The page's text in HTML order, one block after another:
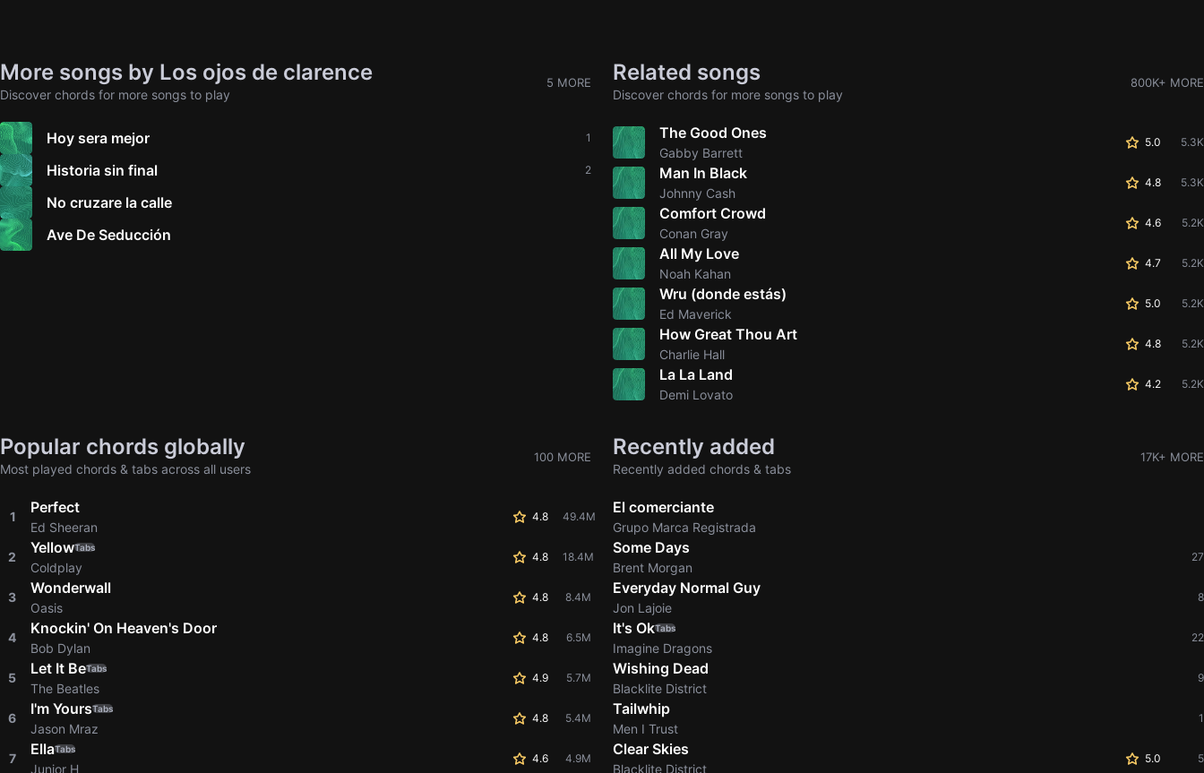
More songs by Los ojos de clarence
Discover chords for more songs to play
5 MORE
Hoy sera mejor 1
Historia sin final 2
No cruzare la calle
Ave De Seducción
Related songs
Discover chords for more songs to play
800K+ MORE
The Good Ones
Gabby Barrett
5.0 5.3K
Man In Black
Johnny Cash
4.8 5.3K
Comfort Crowd
Conan Gray
4.6 5.2K
All My Love
Noah Kahan
4.7 5.2K
Wru (donde estás)
Ed Maverick
5.0 5.2K
How Great Thou Art
Charlie Hall
4.8 5.2K
La La Land
Demi Lovato
4.2 5.2K
Popular chords globally
Most played chords & tabs across all users
100 MORE
1
Perfect
Ed Sheeran
4.8 49.4M
2
YellowTabs
Coldplay
4.8 18.4M
3
Wonderwall
Oasis
4.8 8.4M
4
Knockin' On Heaven's Door
Bob Dylan
4.8 6.5M
5
Let It BeTabs
The Beatles
4.9 5.7M
6
I'm YoursTabs
Jason Mraz
4.8 5.4M
7
EllaTabs
Junior H
4.6 4.9M
Recently added
Recently added chords & tabs
17K+ MORE
El comerciante
Grupo Marca Registrada
Some Days
Brent Morgan
27
Everyday Normal Guy
Jon Lajoie
8
It's OkTabs
Imagine Dragons
22
Wishing Dead
Blacklite District
9
Tailwhip
Men I Trust
1
Clear Skies
Blacklite District
5.0 5